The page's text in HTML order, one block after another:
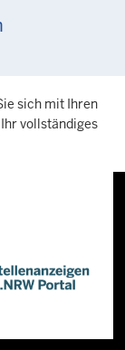
sich mit Ihren
vollständiges